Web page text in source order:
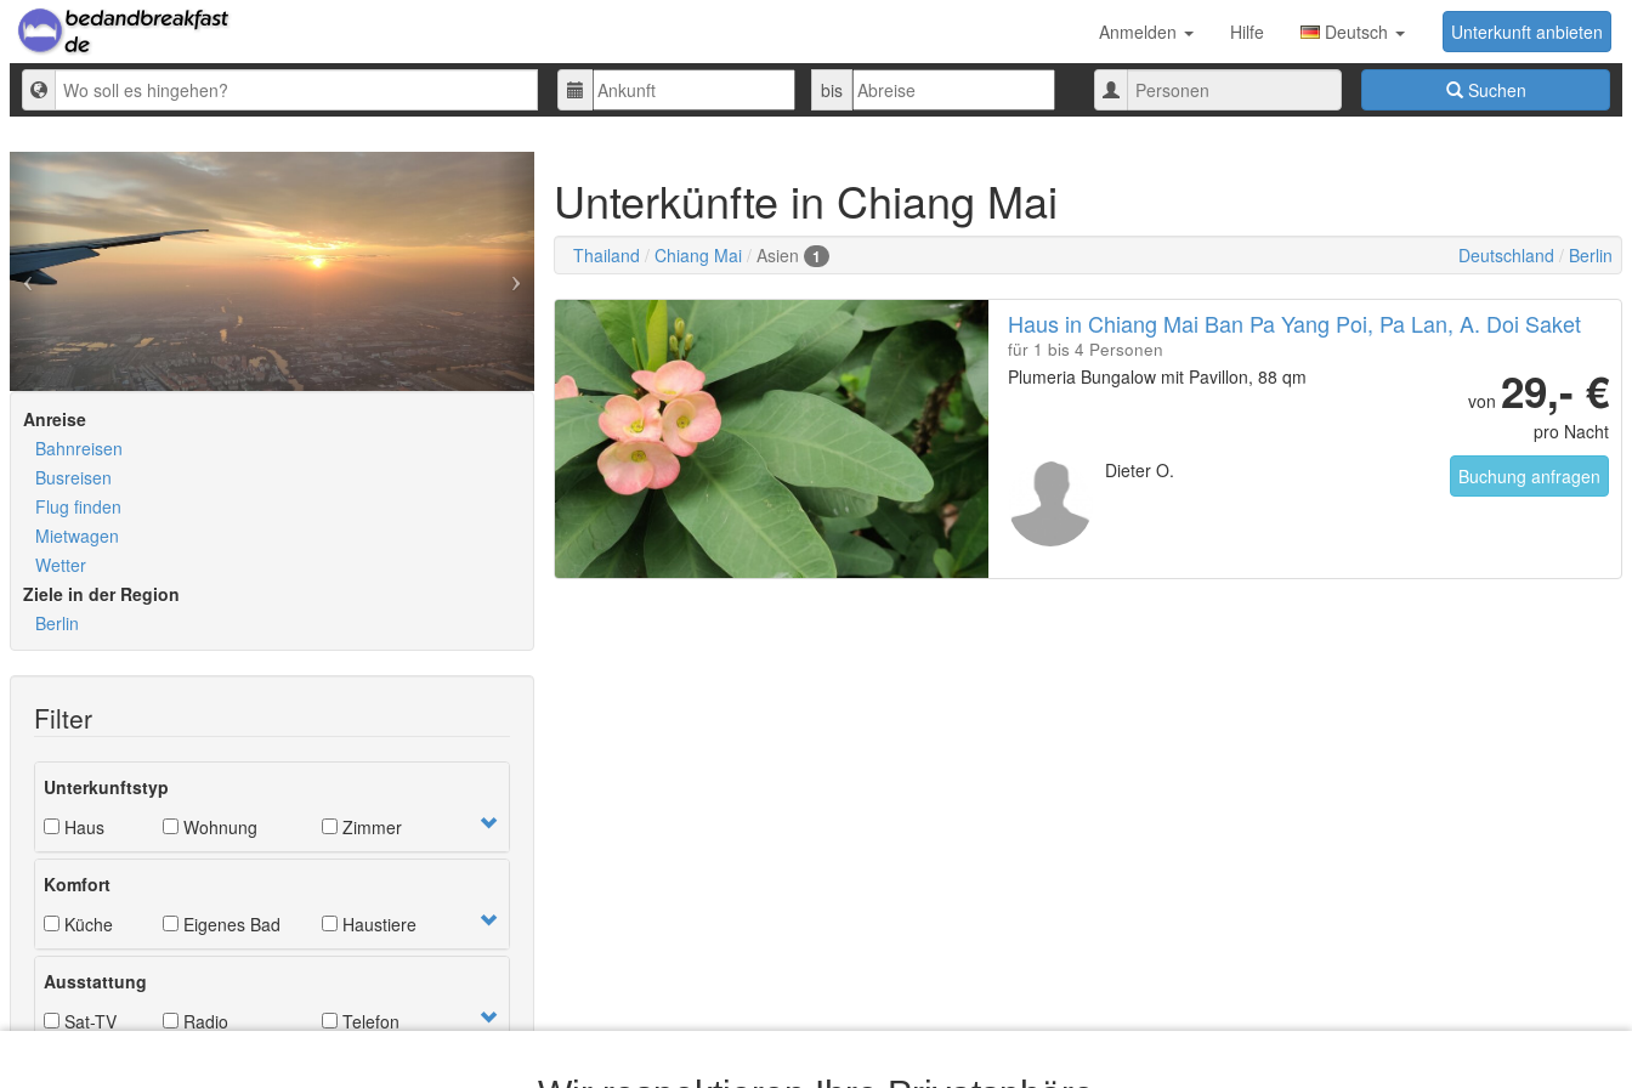
Unterkunft anbieten
Anmelden Hilfe
Deutsch
Ziel
Ankunft Abreise
bis
Anzahl
der
Suchen
Anreise
Bahnreisen
Busreisen
Flug finden
Mietwagen
Wetter
Ziele in der Region
Berlin
Filter
Unterkunftstyp
Haus
Wohnung Zimmer
Komfort
Küche
Eigenes Bad Haustiere
Ausstattung
Sat-TV
Radio Telefon
Unterkünfte in Chiang Mai
Thailand Chiang Mai Asien 1 Deutschland Berlin
Haus in Chiang Mai Ban Pa Yang Poi, Pa Lan, A. Doi Saket
für 1 bis 4 Personen
Plumeria Bungalow mit Pavillon, 88 qm
Dieter O.
von 29,- €
pro Nacht
Buchung anfragen